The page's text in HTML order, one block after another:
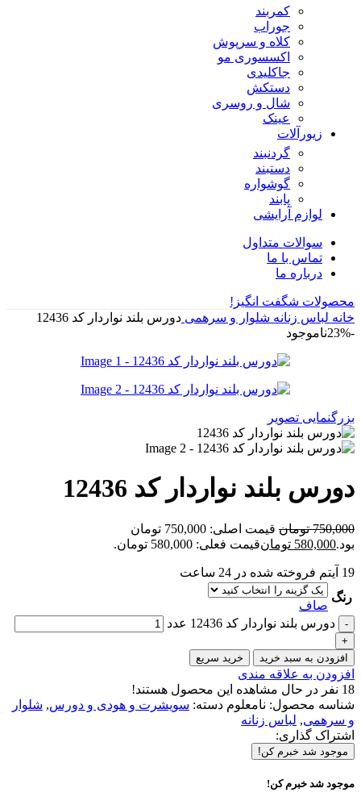
کمربند
جوراب
کلاه و سرپوش
اکسسوری مو
جاکلیدی
دستکش
شال و روسری
عینک
زیورآلات
گردنبند
دستبند
گوشواره
پابند
لوازم آرایشی
سوالات متداول
تماس با ما
درباره ما
محصولات شگفت انگیز!
خانه لباس زنانه شلوار و سرهمی دورس بلند نواردار کد 12436
-23%
ناموجود
بزرگنمایی تصویر
دورس بلند نواردار کد 12436
750,000 تومان
قیمت اصلی: 750,000 تومان
بود.580,000 تومانقیمت فعلی: 580,000 تومان.
19 آیتم فروخته شده در 24 ساعت
رنگ
صاف
دورس بلند نواردار کد 12436 عدد
افزودن به سبد خرید خرید سریع
افزودن به علاقه مندی
18 نفر در حال مشاهده این محصول هستند!
شناسه محصول: نامعلوم دسته: سویشرت و هودی و دورس, شلوار
و سرهمی, لباس زنانه
اشتراک گذاری:
موجود شد خبرم کن!
موجود شد خبرم کن!